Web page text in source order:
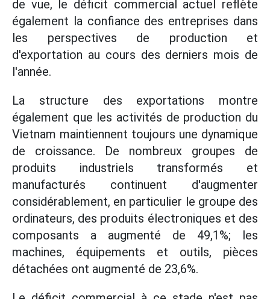
de vue, le déficit commercial actuel reflète
également la confiance des entreprises dans
les perspectives de production et
d'exportation au cours des derniers mois de
l'année.
La structure des exportations montre
également que les activités de production du
Vietnam maintiennent toujours une dynamique
de croissance. De nombreux groupes de
produits industriels transformés et
manufacturés continuent d'augmenter
considérablement, en particulier le groupe des
ordinateurs, des produits électroniques et des
composants a augmenté de 49,1%; les
machines, équipements et outils, pièces
détachées ont augmenté de 23,6%.